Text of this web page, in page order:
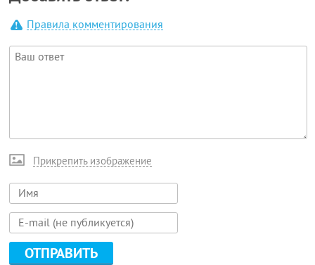
Правила комментирования
Прикрепить изображение